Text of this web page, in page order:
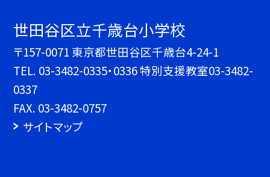
世田谷区立千歳台小学校
〒157-0071 東京都世田谷区千歳台4-24-1
TEL. 03-3482-0335・0336 特別支援教室03-3482-
0337
FAX. 03-3482-0757
サイトマップ